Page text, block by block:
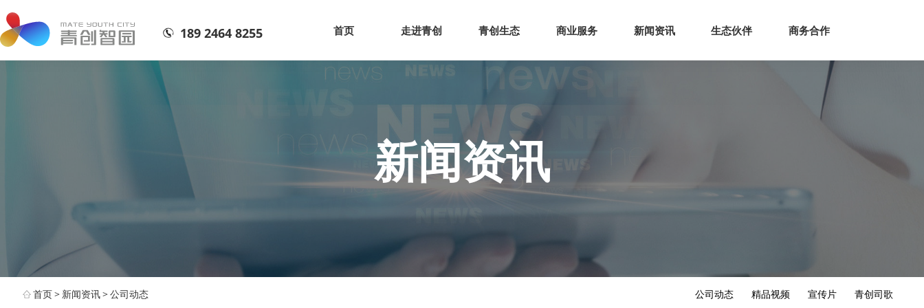
网站首页 走进青创 青创生态 商业服务 新闻资讯 生态伙伴
189 2464 8255 首页 走进青创 青创生态 商业服务 新闻资讯 生态伙伴 商务合作
新闻资讯
首页> 新闻资讯>公司动态 公司动态 精品视频 宣传片 青创司歌